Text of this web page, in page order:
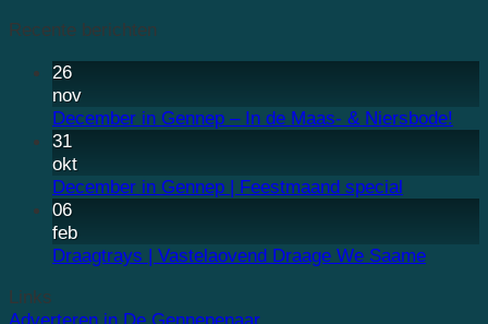
Recente berichten
26
nov
December in Gennep – In de Maas- & Niersbode!
31
okt
December in Gennep | Feestmaand special
06
feb
Draagtrays | Vastelaovend Draage We Saame
Links